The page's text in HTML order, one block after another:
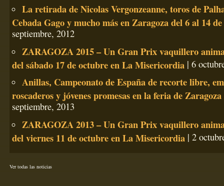
La retirada de Nicolas Vergonzeanne, toros de
Cebada Gago y mucho más en Zaragoza del 6 al 14
septiembre, 2012
ZARAGOZA 2015 – Un Gran Prix vaquillero
del sábado 17 de octubre en La Misericordia | 6
Anillas, Campeonato de España de recorte libre,
roscaderos y jóvenes promesas en la feria de Zaragoza
septiembre, 2013
ZARAGOZA 2013 – Un Gran Prix vaquillero
del viernes 11 de octubre en La Misericordia | 2
Ver todas las noticias